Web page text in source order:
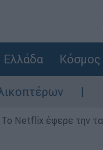
Ελλάδα Κόσμος
Μπαράζ
Το Netflix έφερε την